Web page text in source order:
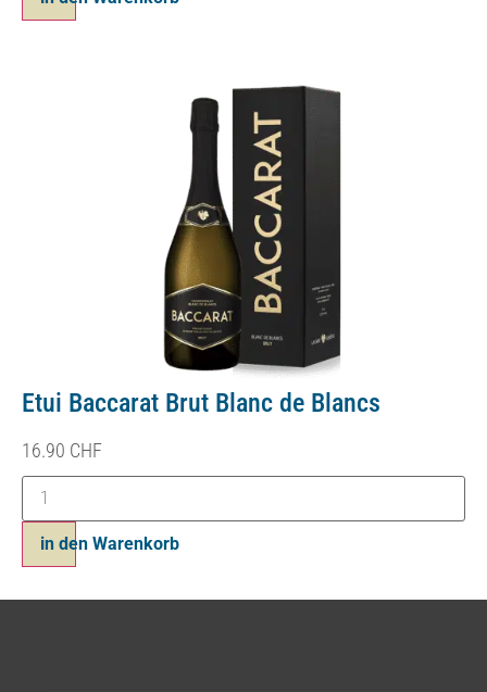
Etui Baccarat Brut Blanc de Blancs
16.90 CHF
in den Warenkorb